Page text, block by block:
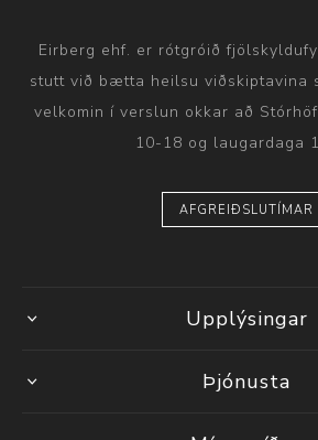
Eirberg ehf. er rótgróið
stutt við bætta heilsu viðskiptavina
velkomin í verslun okkar að
10-18 og laugardaga
AFGREIÐSLUTÍMAR
Upplýsingar
Þjónusta